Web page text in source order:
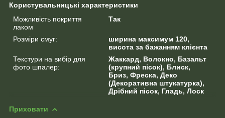
Користувальницькі характеристики
Можливість покриття
лаком
Так
Розміри смуг:
ширина максимум 120,
висота за бажанням клієнта
Текстури на вибір для
фото шпалер:
Жаккард, Волокно, Базальт
(крупний пісок), Блиск,
Бриз, Фреска, Деко
(Декоративна штукатурка),
Дрібний пісок, Гладь, Лоск
Приховати